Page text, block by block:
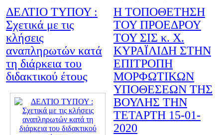
ΔΕΛΤΙΟ ΤΥΠΟΥ :
Σχετικά με τις
κλήσεις
αναπληρωτών κατά
τη διάρκεια του
διδακτικού έτους
Η ΤΟΠΟΘΕΤΗΣΗ
ΤΟΥ ΠΡΟΕΔΡΟΥ
ΤΟΥ ΣΙΣ κ. Χ.
ΚΥΡΑΪΛΙΔΗ ΣΤΗΝ
ΕΠΙΤΡΟΠΗ
ΜΟΡΦΩΤΙΚΩΝ
ΥΠΟΘΕΣΕΩΝ ΤΗΣ
ΒΟΥΛΗΣ ΤΗΝ
ΤΕΤΑΡΤΗ 15-01-
2020